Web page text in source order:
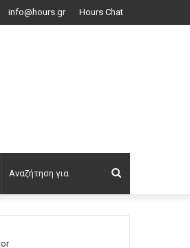
info@hours.gr Hours Chat
για